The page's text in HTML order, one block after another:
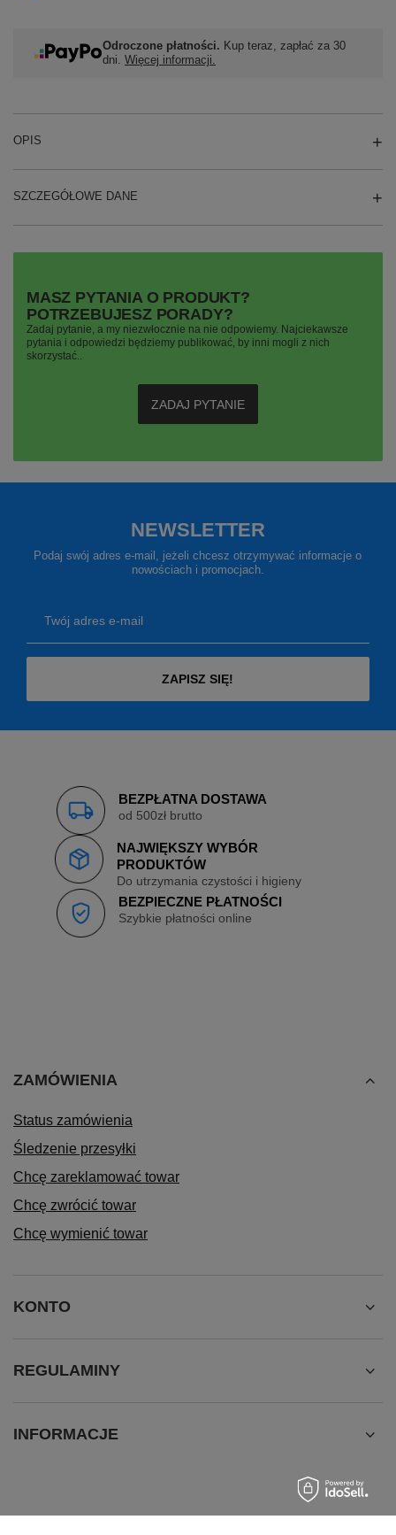
Odroczone płatności. Kup teraz, zapłać za 30
dni. Więcej informacji.
OPIS
SZCZEGÓŁOWE DANE
MASZ PYTANIA O PRODUKT?
POTRZEBUJESZ PORADY?
Zadaj pytanie, a my niezwłocznie na nie odpowiemy. Najciekawsze
pytania i odpowiedzi będziemy publikować, by inni mogli z nich
skorzystać..
ZADAJ PYTANIE
NEWSLETTER
Podaj swój adres e-mail, jeżeli chcesz otrzymywać informacje o
nowościach i promocjach.
Twój adres e-mail
ZAPISZ SIĘ!
BEZPŁATNA DOSTAWA
od 500zł brutto
NAJWIĘKSZY WYBÓR
PRODUKTÓW
Do utrzymania czystości i higieny
BEZPIECZNE PŁATNOŚCI
Szybkie płatności online
ZAMÓWIENIA
Status zamówienia
Śledzenie przesyłki
Chcę zareklamować towar
Chcę zwrócić towar
Chcę wymienić towar
KONTO
REGULAMINY
INFORMACJE